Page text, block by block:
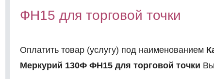
ФН15 для торговой точки
Оплатить товар (услугу) под наименованием
Меркурий 130Ф ФН15 для торговой точки